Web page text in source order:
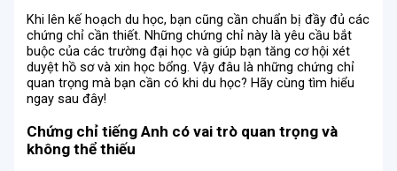
Khi lên kế hoạch du học, bạn cũng cần chuẩn bị đầy đủ các
chứng chỉ cần thiết. Những chứng chỉ này là yêu cầu bắt
buộc của các trường đại học và giúp bạn tăng cơ hội xét
duyệt hồ sơ và xin học bổng. Vậy đâu là những chứng chỉ
quan trọng mà bạn cần có khi du học? Hãy cùng tìm hiểu
ngay sau đây!
Chứng chỉ tiếng Anh có vai trò quan trọng và
không thể thiếu